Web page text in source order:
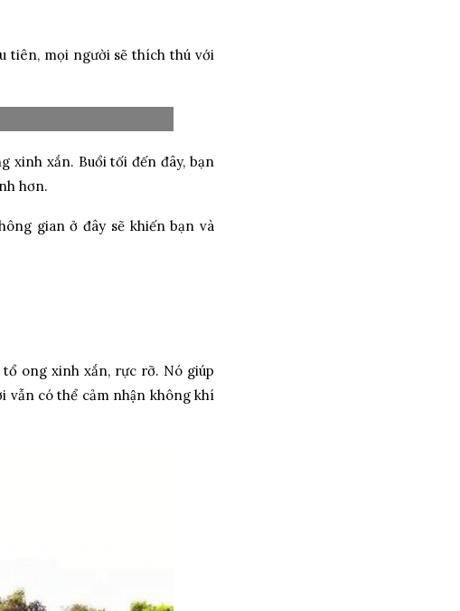
tiên, mọi người sẽ thích thú với
xinh xắn. Buổi tối đến đây, bạn
hơn.
gian ở đây sẽ khiến bạn và
ong xinh xắn, rực rỡ. Nó giúp
vẫn có thể cảm nhận không khí